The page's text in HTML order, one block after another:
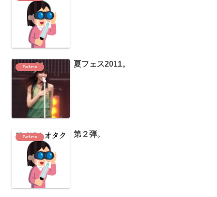
Perfume 夏フェス2011。
Perfume 第２弾。